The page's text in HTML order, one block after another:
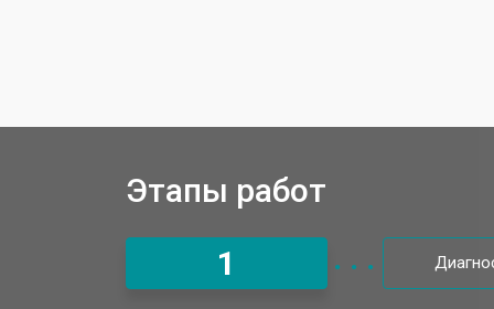
Установка драйверов Windows
Этапы работ
1